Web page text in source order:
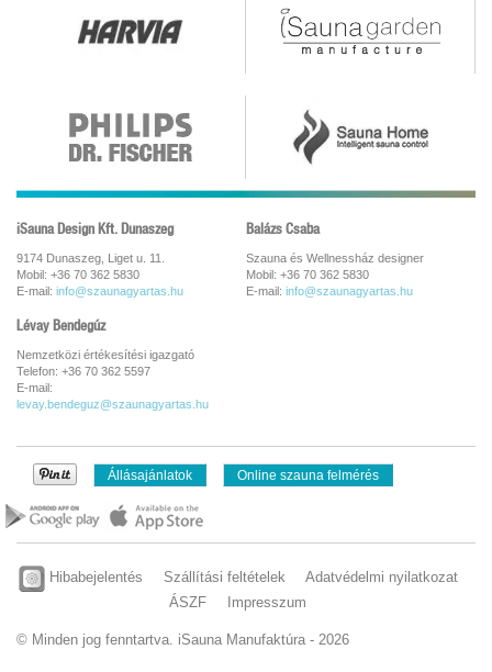
iSauna Design Kft. Dunaszeg
9174 Dunaszeg, Liget u. 11.
Mobil: +36 70 362 5830
E-mail: info@szaunagyartas.hu
Balázs Csaba
Szauna és Wellnessház designer
Mobil: +36 70 362 5830
E-mail: info@szaunagyartas.hu
Lévay Bendegúz
Nemzetközi értékesítési igazgató
Telefon: +36 70 362 5597
E-mail:
levay.bendeguz@szaunagyartas.hu
Állásajánlatok Online szauna felmérés
Hibabejelentés Szállítási feltételek
Adatvédelmi nyilatkozat
ÁSZF
Impresszum
© Minden jog fenntartva. iSauna Manufaktúra - 2026